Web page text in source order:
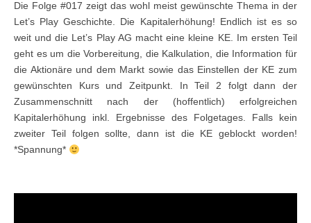
Die Folge #017 zeigt das wohl meist gewünschte Thema in der
Let’s Play Geschichte. Die Kapitalerhöhung! Endlich ist es so
weit und die Let’s Play AG macht eine kleine KE. Im ersten Teil
geht es um die Vorbereitung, die Kalkulation, die Information für
die Aktionäre und dem Markt sowie das Einstellen der KE zum
gewünschten Kurs und Zeitpunkt. In Teil 2 folgt dann der
Zusammenschnitt nach der (hoffentlich) erfolgreichen
Kapitalerhöhung inkl. Ergebnisse des Folgetages. Falls kein
zweiter Teil folgen sollte, dann ist die KE geblockt worden!
*Spannung*